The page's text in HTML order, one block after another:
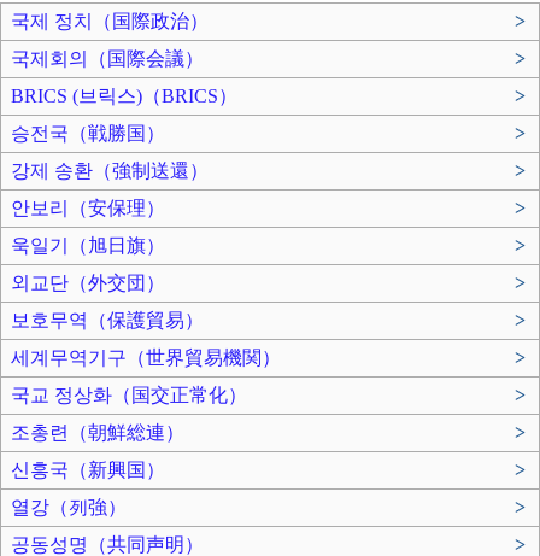
국제 정치（国際政治）
>
국제회의（国際会議）
>
BRICS (브릭스)（BRICS）
>
승전국（戦勝国）
>
강제 송환（強制送還）
>
안보리（安保理）
>
욱일기（旭日旗）
>
외교단（外交団）
>
보호무역（保護貿易）
>
세계무역기구（世界貿易機関）
>
국교 정상화（国交正常化）
>
조총련（朝鮮総連）
>
신흥국（新興国）
>
열강（列強）
>
공동성명（共同声明）
>